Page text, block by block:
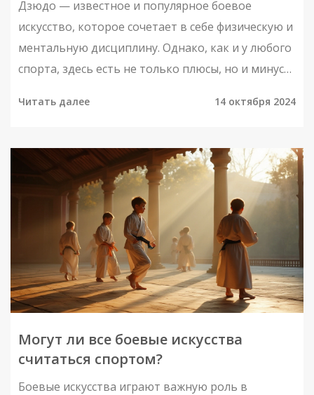
Дзюдо — известное и популярное боевое
искусство, которое сочетает в себе физическую и
ментальную дисциплину. Однако, как и у любого
спорта, здесь есть не только плюсы, но и минусы,
Упоминаются сложности в тренировках и риск
потребуется терпение и внимание к изучению
техник. В этой статье мы рассмотрим все
аспекты, чтобы вы могли принять осознанное
решение.
Читать далее 14 октября 2024
Могут ли все боевые искусства
считаться спортом?
Боевые искусства играют важную роль в